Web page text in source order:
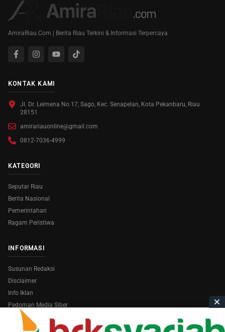
AmiraRiau.Com | Berita Riau Terkini & Informasi Terpercaya
KONTAK KAMI
Jl. Dr. Leimena No.17, Sago, Kec. Senapelan, Kota Pekanbaru, Riau
28151
amirariauonline@gmail.com
0812-7036-4999
KATEGORI
Seputar Riau
Berita Nasional
Pemerintahan
Ragam Peristiwa
INFORMASI
Susunan Redaksi
Disclaimer
Info Iklan
Pedoman Media Siber